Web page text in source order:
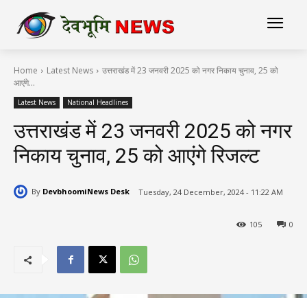
Home Latest News
उत्तराखंड में 23 जनवरी 2025 को नगर निकाय चुनाव, 25 को
आएंगे...
Latest News National Headlines
उत्तराखंड में 23 जनवरी 2025 को नगर
निकाय चुनाव, 25 को आएंगे रिजल्ट
By DevbhoomiNews Desk Tuesday, 24 December, 2024 - 11:22 AM
0
105